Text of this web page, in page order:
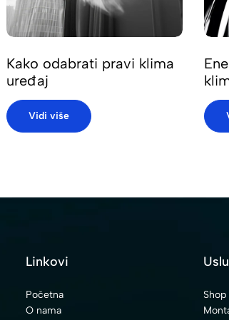
Kako odabrati pravi klima
uređaj
Vidi više
Linkovi
Početna
O nama